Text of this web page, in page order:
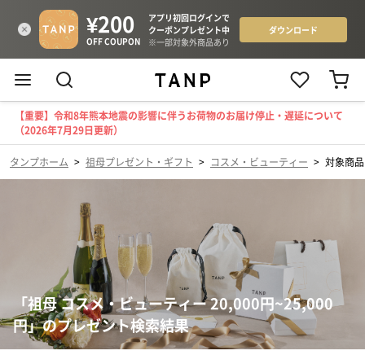
【重要】令和8年熊本地震の影響に伴うお荷物のお届け停止・遅延について
（2026年7月29日更新）
タンプホーム > 祖母プレゼント・ギフト > コスメ・ビューティー > 対象商
「祖母 コスメ・ビューティー 20,000円~25,000
円」のプレゼント検索結果